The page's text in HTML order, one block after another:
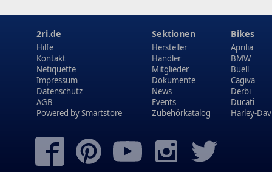
2ri.de
Hilfe
Kontakt
Netiquette
Impressum
Datenschutz
AGB
Powered bySmartstore
Sektionen
Hersteller
Händler
Mitglieder
Dokumente
News
Events
Zubehörkatalog
Bikes
Aprilia
BMW
Buell
Cagiva
Derbi
Ducati
Harley-